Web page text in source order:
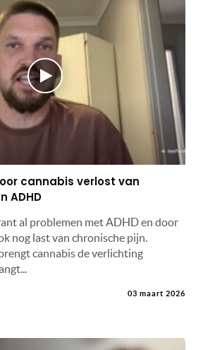
cannabis verlost van
ADHD
al problemen met ADHD en door
nog last van chronische pijn.
cannabis de verlichting
03 maart 2026